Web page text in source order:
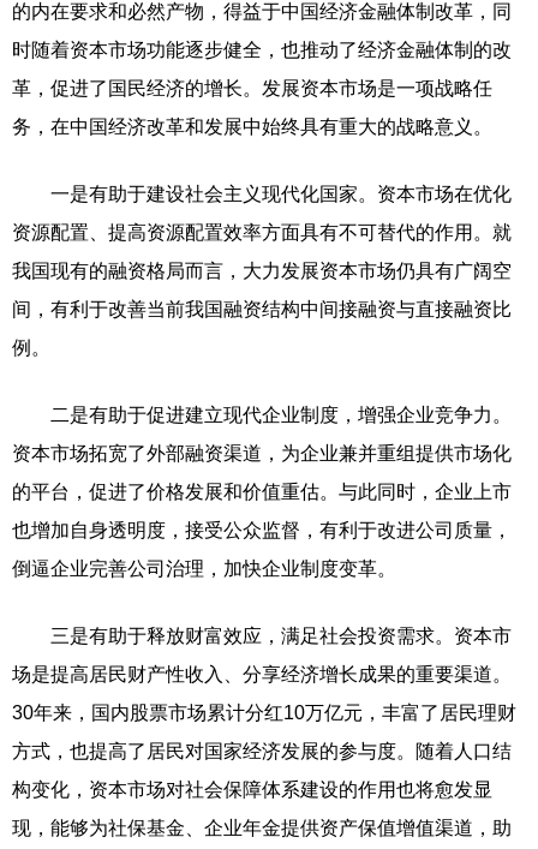
的内在要求和必然产物，得益于中国经济金融体制改革，同
时随着资本市场功能逐步健全，也推动了经济金融体制的改
革，促进了国民经济的增长。发展资本市场是一项战略任
务，在中国经济改革和发展中始终具有重大的战略意义。
一是有助于建设社会主义现代化国家。资本市场在优化
资源配置、提高资源配置效率方面具有不可替代的作用。就
我国现有的融资格局而言，大力发展资本市场仍具有广阔空
间，有利于改善当前我国融资结构中间接融资与直接融资比
例。
二是有助于促进建立现代企业制度，增强企业竞争力。
资本市场拓宽了外部融资渠道，为企业兼并重组提供市场化
的平台，促进了价格发展和价值重估。与此同时，企业上市
也增加自身透明度，接受公众监督，有利于改进公司质量，
倒逼企业完善公司治理，加快企业制度变革。
三是有助于释放财富效应，满足社会投资需求。资本市
场是提高居民财产性收入、分享经济增长成果的重要渠道。
30年来，国内股票市场累计分红10万亿元，丰富了居民理财
方式，也提高了居民对国家经济发展的参与度。随着人口结
构变化，资本市场对社会保障体系建设的作用也将愈发显
现，能够为社保基金、企业年金提供资产保值增值渠道，助